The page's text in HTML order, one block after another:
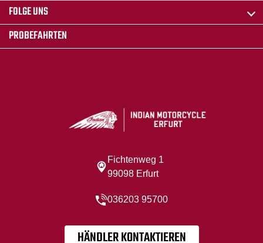
FOLGE UNS
PROBEFAHRTEN
Fichtenweg 1
99098 Erfurt
036203 95700
HÄNDLER KONTAKTIEREN